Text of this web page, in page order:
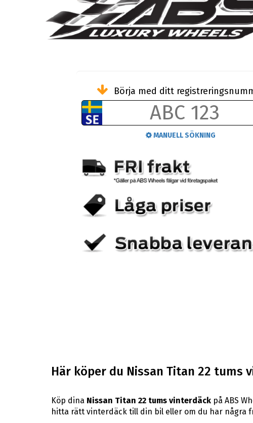
Börja med ditt
MANUELL SÖKNING
Här köper du Nissan Titan 22 tums
Köp dina Nissan Titan 22 tums vinterdäckpå ABS
hitta rätt vinterdäck till din bil eller om du har några